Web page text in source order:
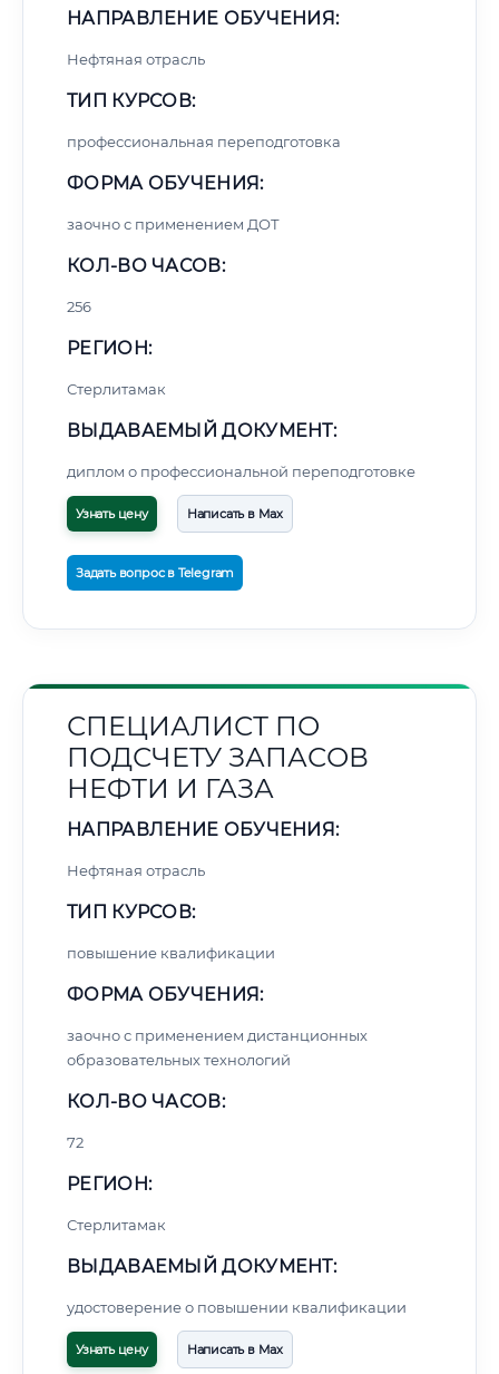
НАПРАВЛЕНИЕ ОБУЧЕНИЯ:
Нефтяная отрасль
ТИП КУРСОВ:
профессиональная переподготовка
ФОРМА ОБУЧЕНИЯ:
заочно с применением ДОТ
КОЛ-ВО ЧАСОВ:
256
РЕГИОН:
Стерлитамак
ВЫДАВАЕМЫЙ ДОКУМЕНТ:
диплом о профессиональной переподготовке
Узнать цену Написать в Max
Задать вопрос в Telegram
СПЕЦИАЛИСТ ПО
ПОДСЧЕТУ ЗАПАСОВ
НЕФТИ И ГАЗА
НАПРАВЛЕНИЕ ОБУЧЕНИЯ:
Нефтяная отрасль
ТИП КУРСОВ:
повышение квалификации
ФОРМА ОБУЧЕНИЯ:
заочно с применением дистанционных
образовательных технологий
КОЛ-ВО ЧАСОВ:
72
РЕГИОН:
Стерлитамак
ВЫДАВАЕМЫЙ ДОКУМЕНТ:
удостоверение о повышении квалификации
Узнать цену Написать в Max